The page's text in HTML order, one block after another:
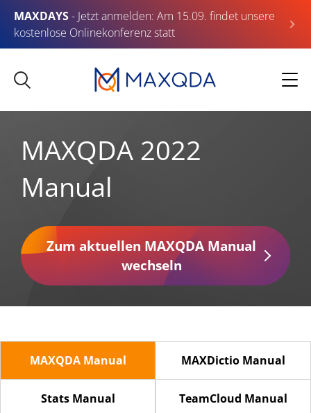
MAXDAYS- Jetzt anmelden: Am 15.09. findet unsere
kostenlose Onlinekonferenz statt
MAXQDA 2022
Manual
Zum aktuellen MAXQDA Manual
wechseln
MAXQDA Manual MAXDictio Manual
Stats Manual TeamCloud Manual